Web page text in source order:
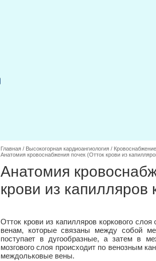
Главная / Высокогорная кардиоангиология /
Анатомия кровоснабжения почек (Отток крови из
Анатомия
крови из капилляров
Отток крови из капилляров коркового
венам, которые связаны между собой
поступает в дугообразные, а затем в
мозгового слоя происходит по венозным
междольковые вены.